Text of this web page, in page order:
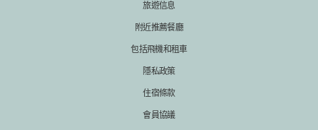
旅遊信息
附近推薦餐廳
包括飛機和租車
隱私政策
住宿條款
會員協議